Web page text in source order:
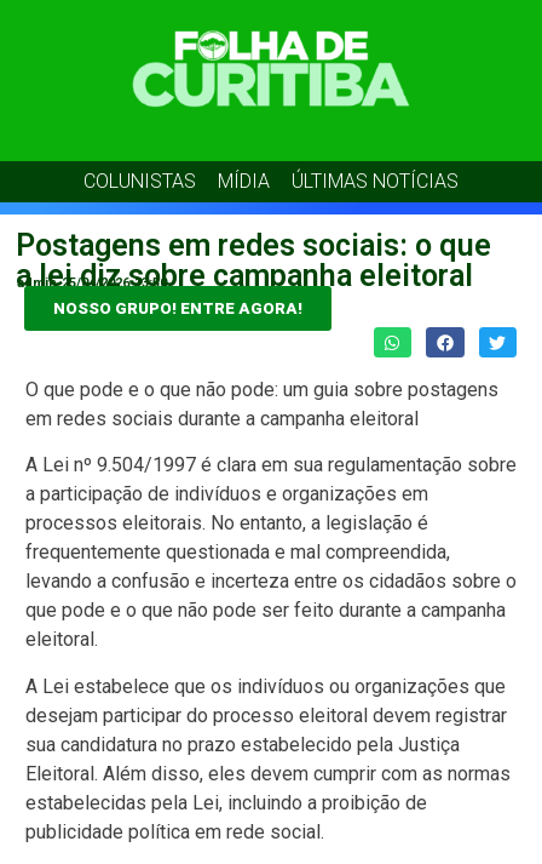
COLUNISTAS MÍDIA ÚLTIMAS NOTÍCIAS
Postagens em redes sociais: o que
a lei diz sobre campanha eleitoral
admin 25/04/2026 13:50
NOSSO GRUPO! ENTRE AGORA!
O que pode e o que não pode: um guia sobre postagens
em redes sociais durante a campanha eleitoral
A Lei nº 9.504/1997 é clara em sua regulamentação sobre
a participação de indivíduos e organizações em
processos eleitorais. No entanto, a legislação é
frequentemente questionada e mal compreendida,
levando a confusão e incerteza entre os cidadãos sobre o
que pode e o que não pode ser feito durante a campanha
eleitoral.
A Lei estabelece que os indivíduos ou organizações que
desejam participar do processo eleitoral devem registrar
sua candidatura no prazo estabelecido pela Justiça
Eleitoral. Além disso, eles devem cumprir com as normas
estabelecidas pela Lei, incluindo a proibição de
publicidade política em rede social.